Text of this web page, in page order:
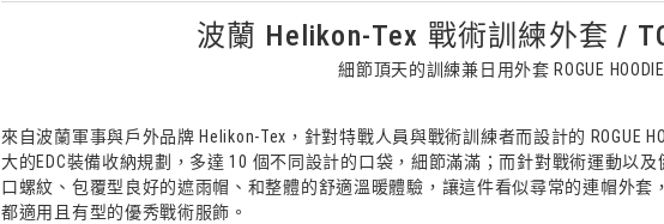
波蘭 Helikon-Tex 戰術訓練外套 /
細節頂天的訓練兼日用外套 ROGUE HOODIE
來自波蘭軍事與戶外品牌 Helikon-Tex，針對特戰人員與戰術訓練者而設計的 ROGUE
大的EDC裝備收納規劃，多達 10 個不同設計的口袋，細節滿滿；而針對戰術運動以
口螺紋、包覆型良好的遮雨帽、和整體的舒適溫暖體驗，讓這件看似尋常的連帽外套
都適用且有型的優秀戰術服飾。